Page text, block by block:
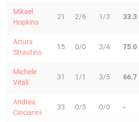
Mikael
Hopkins
21 2/6 1/3 33.3
Arturs
Strautins
15 0/0 3/4 75.0
Michele
Vitali
31 1/1 3/5 66.7
Andrea
Cinciarini
33 0/5 0/0 -